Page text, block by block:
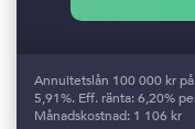
Annuitetslån 100 000 kr
5,91%. Eff. ränta: 6,20%
Månadskostnad: 1 106 kr